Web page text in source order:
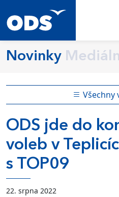
Novinky
Všechny
ODS jde do
voleb v
s TOP09
22. srpna 2022